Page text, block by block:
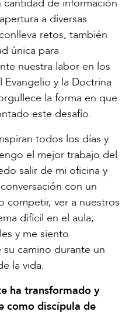
cantidad de información
a diversas
retos, también
única para
nuestra labor en los
Evangelio y la Doctrina
la forma en que
este desafío.
todos los días y
el mejor trabajo del
salir de mi oficina y
con un
competir, ver a nuestros
difícil en el aula;
y me siento
camino durante un
la vida.
ha transformado y
como discípula de